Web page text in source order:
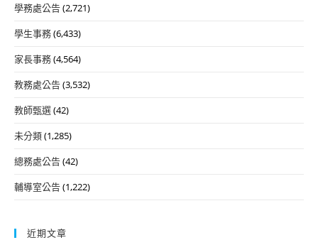
學務處公告(2,721)
學生事務(6,433)
家長事務(4,564)
教務處公告(3,532)
教師甄選(42)
未分類(1,285)
總務處公告(42)
輔導室公告(1,222)
近期文章